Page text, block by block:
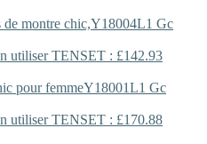
Y18004L1 Gc
utiliser TENSET : £142.93
Y18001L1 Gc
utiliser TENSET : £170.88